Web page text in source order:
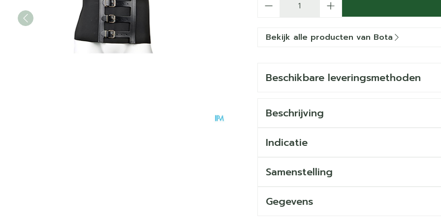
Bekijk alle producten van Bota
Beschikbare leveringsmethoden
Beschrijving
Indicatie
Samenstelling
Gegevens